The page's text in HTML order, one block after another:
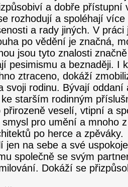
a dobře přístupní
rozhodují a spoléhají
a rady jiných. V
po vědění je značná,
jsou tyto znalosti
pesimismu a beznaději. I
ztraceno, dokáží
svoji rodinu. Bývají
starším rodinným
veselí, vtipní a
pro umění a mnoho
po herce a zpěváky.
jen na sebe a své
společně se svým
Dokáží se